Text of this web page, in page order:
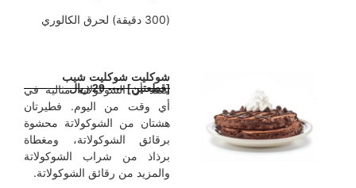
شوكليت شوكليت شيب
[قطعتين] ---- 29 ريال
عتقد أن الشوكولاتة مثالية في
أي وقت من اليوم. فطيرتان
هشتان من الشوكولاتة محشوة
برقائق الشوكولاتة، ومغطاة
برذاذ من شراب الشوكولاتة
والمزيد من رقائق الشوكولاتة.